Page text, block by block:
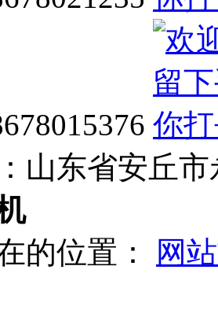
山东省安丘
的位置：
网